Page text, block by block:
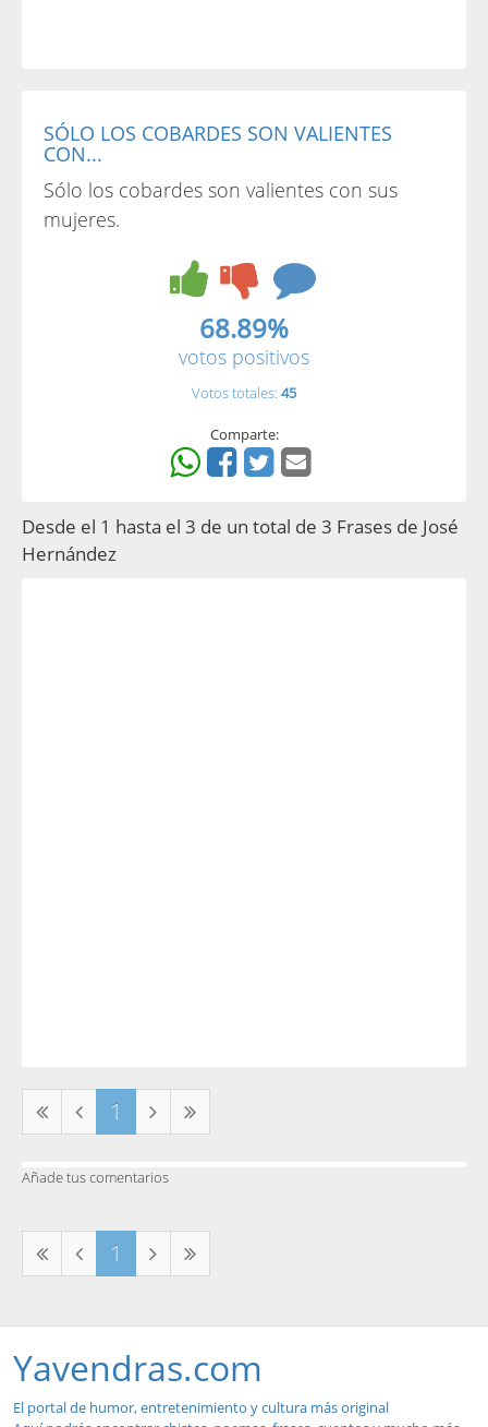
SÓLO LOS COBARDES SON VALIENTES
CON...
Sólo los cobardes son valientes con sus
mujeres.
68.89%
votos positivos
Votos totales: 45
Comparte:
Desde el 1 hasta el 3 de un total de 3 Frases de José
Hernández
1
Añade tus comentarios
1
Yavendras.com
El portal de humor, entretenimiento y cultura más original